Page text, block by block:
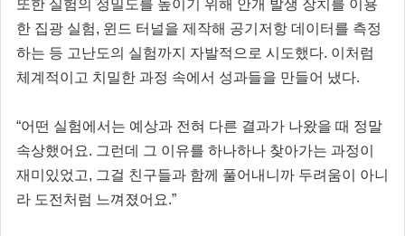
또한 실험의 정밀도를 높이기 위해 안개 발생 장치를 이용
한 집광 실험, 윈드 터널을 제작해 공기저항 데이터를 측정
하는 등 고난도의 실험까지 자발적으로 시도했다. 이처럼
체계적이고 치밀한 과정 속에서 성과들을 만들어 냈다.
“어떤 실험에서는 예상과 전혀 다른 결과가 나왔을 때 정말
속상했어요. 그런데 그 이유를 하나하나 찾아가는 과정이
재미있었고, 그걸 친구들과 함께 풀어내니까 두려움이 아니
라 도전처럼 느껴졌어요.”